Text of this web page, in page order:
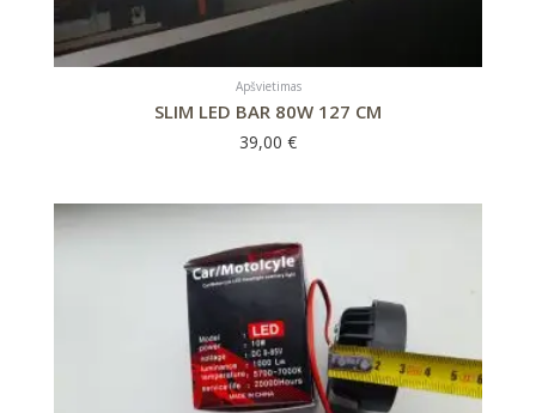
Apšvietimas
SLIM LED BAR 80W 127 CM
39,00 €